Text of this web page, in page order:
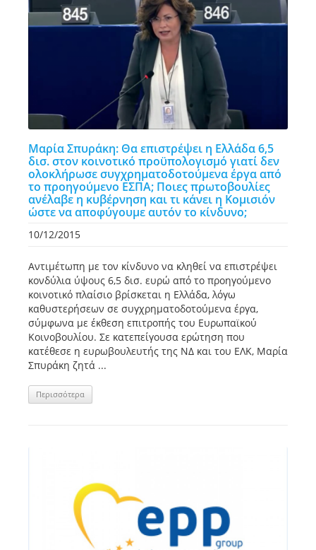
Μαρία Σπυράκη: Θα επιστρέψει η Ελλάδα 6,5
δισ. στον κοινοτικό προϋπολογισμό γιατί δεν
ολοκλήρωσε συγχρηματοδοτούμενα έργα από
το προηγούμενο ΕΣΠΑ; Ποιες πρωτοβουλίες
ανέλαβε η κυβέρνηση και τι κάνει η Κομισιόν
ώστε να αποφύγουμε αυτόν το κίνδυνο;
10/12/2015
Αντιμέτωπη με τον κίνδυνο να κληθεί να επιστρέψει
κονδύλια ύψους 6,5 δισ. ευρώ από το προηγούμενο
κοινοτικό πλαίσιο βρίσκεται η Ελλάδα, λόγω
καθυστερήσεων σε συγχρηματοδοτούμενα έργα,
σύμφωνα με έκθεση επιτροπής του Ευρωπαϊκού
Κοινοβουλίου. Σε κατεπείγουσα ερώτηση που
κατέθεσε η ευρωβουλευτής της ΝΔ και του ΕΛΚ, Μαρία
Σπυράκη ζητά ...
Περισσότερα